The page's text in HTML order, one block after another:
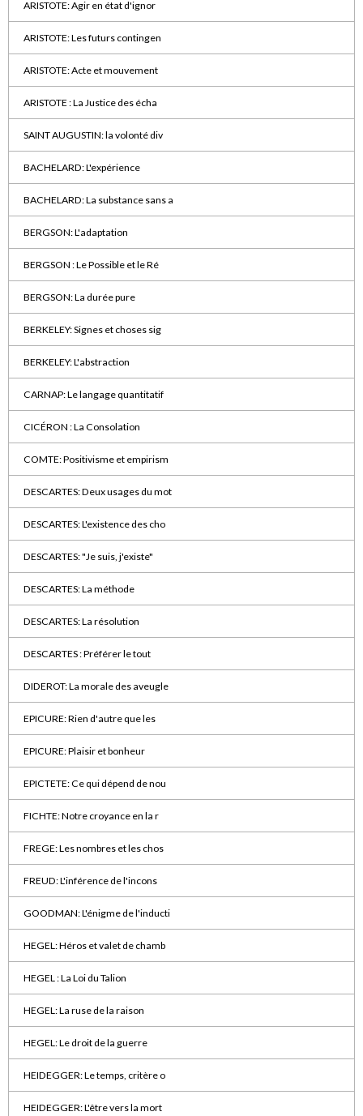
ARISTOTE: Agir en état d'ignor
ARISTOTE: Les futurs contingen
ARISTOTE: Acte et mouvement
ARISTOTE : La Justice des écha
SAINT AUGUSTIN: la volonté div
BACHELARD: L'expérience
BACHELARD: La substance sans a
BERGSON: L'adaptation
BERGSON : Le Possible et le Ré
BERGSON: La durée pure
BERKELEY: Signes et choses sig
BERKELEY: L'abstraction
CARNAP: Le langage quantitatif
CICÉRON : La Consolation
COMTE: Positivisme et empirism
DESCARTES: Deux usages du mot
DESCARTES: L'existence des cho
DESCARTES: "Je suis, j'existe"
DESCARTES: La méthode
DESCARTES: La résolution
DESCARTES : Préférer le tout
DIDEROT: La morale des aveugle
EPICURE: Rien d'autre que les
EPICURE: Plaisir et bonheur
EPICTETE: Ce qui dépend de nou
FICHTE: Notre croyance en la r
FREGE: Les nombres et les chos
FREUD: L'inférence de l'incons
GOODMAN: L'énigme de l'inducti
HEGEL: Héros et valet de chamb
HEGEL : La Loi du Talion
HEGEL: La ruse de la raison
HEGEL: Le droit de la guerre
HEIDEGGER: Le temps, critère o
HEIDEGGER: L'être vers la mort